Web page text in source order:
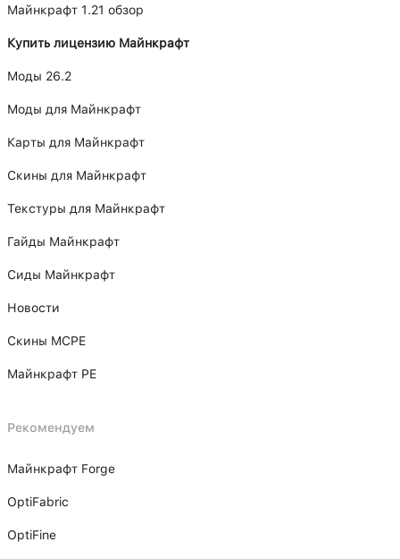
Майнкрафт 1.21 обзор
Купить лицензию Майнкрафт
Моды 26.2
Моды для Майнкрафт
Карты для Майнкрафт
Скины для Майнкрафт
Текстуры для Майнкрафт
Гайды Майнкрафт
Сиды Майнкрафт
Новости
Скины MCPE
Майнкрафт PE
Рекомендуем
Майнкрафт Forge
OptiFabric
OptiFine